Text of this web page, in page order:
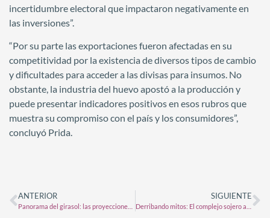
incertidumbre electoral que impactaron negativamente en
las inversiones”.
“Por su parte las exportaciones fueron afectadas en su
competitividad por la existencia de diversos tipos de cambio
y dificultades para acceder a las divisas para insumos. No
obstante, la industria del huevo apostó a la producción y
puede presentar indicadores positivos en esos rubros que
muestra su compromiso con el país y los consumidores”,
concluyó Prida.
ANTERIOR SIGUIENTE